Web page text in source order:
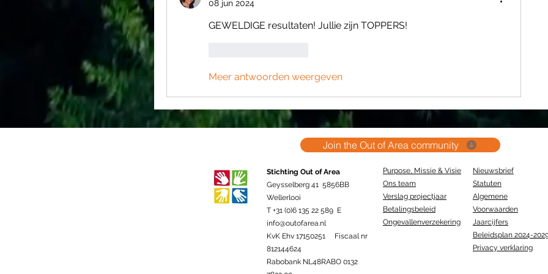
08 jun 2024
GEWELDIGE resultaten! Jullie zijn TOPPERS!
Meer antwoorden weergeven
Join the Out of Area community
Stichting Out of Area
Geysselberg 41 5856BB
Wellerlooi
T +31 (0)6 135 22 589 E
info@outofarea.nl
KvK Ehv 17150251 Fiscaal nr
812144624
Rabobank NL48RABO 0132
Purpose, Missie & Visie
Ons team
Verslag projectjaar
Betalingsbeleid
Ongevallenverzekering
Nieuwsbrief
Statuten
Algemene
Voorwaarden
Jaarcijfers
Beleidsplan 2024-
Privacy verklaring